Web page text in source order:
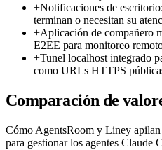
+Notificaciones de
terminan o necesitan su
+Aplicación de compañero
E2EE para monitoreo
+Tunel localhost integrado
como URLs HTTPS
Comparación de
Cómo AgentsRoom y Liney apilan
para gestionar los agentes Claude